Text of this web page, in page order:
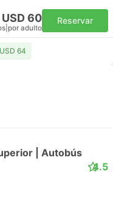
USD 60
por adulto
Reservar
64
| Autobús
4.5